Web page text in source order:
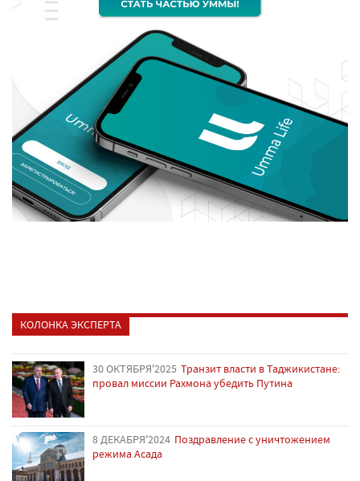
КОЛОНКА ЭКСПЕРТА
30 ОКТЯБРЯ'2025 Транзит власти в Таджикистане:
провал миссии Рахмона убедить Путина
8 ДЕКАБРЯ'2024 Поздравление с уничтожением
режима Асада